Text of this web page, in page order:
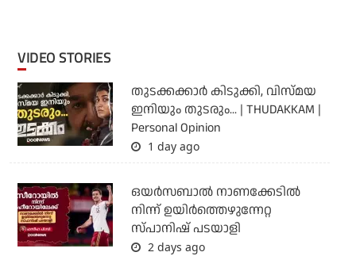
VIDEO STORIES
തുടക്കക്കാര്‍ കിടുക്കി, വിസ്മയ
ഇനിയും തുടരും... | THUDAKKAM |
Personal Opinion
1 day ago
ഒയര്‍സബാൽ നാണക്കേടിൽ
നിന്ന് ഉയിർത്തെഴുന്നേറ്റ
സ്പാനിഷ് പടയാളി
2 days ago